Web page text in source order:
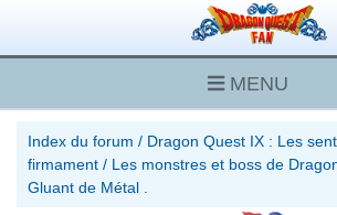
MENU
Index du forum / Dragon Quest IX : Les
firmament / Les monstres et boss de
Gluant de Métal .